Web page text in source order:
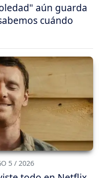
aún guarda
cuándo
5 / 2026